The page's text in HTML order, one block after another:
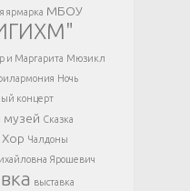
ярмарка МБОУ
и Маргарита Мюзикл
Ночь
концерт
музей Сказка
Хор Чалдоны
Ярошевич
выставка